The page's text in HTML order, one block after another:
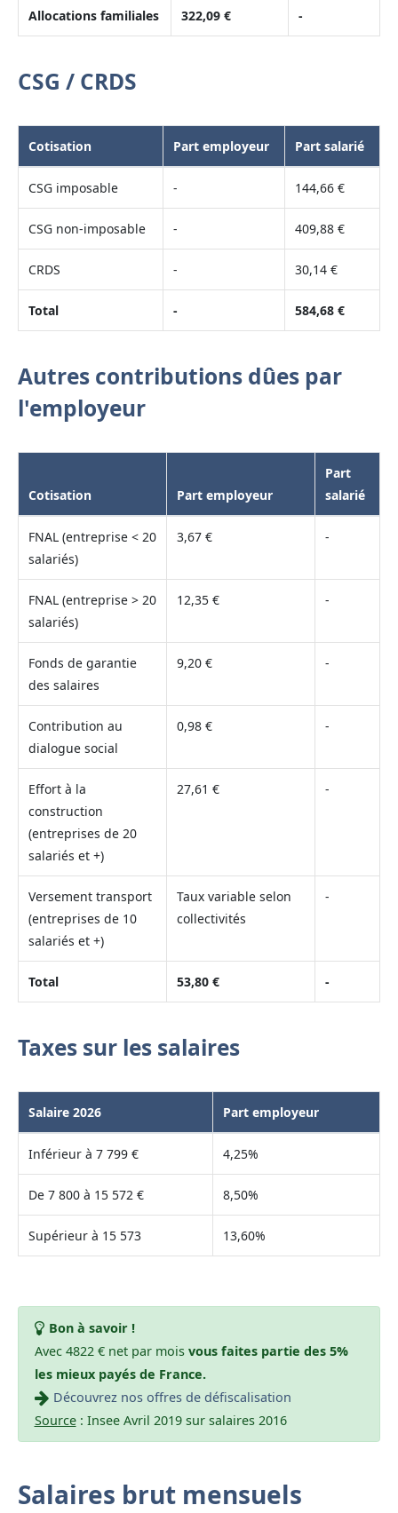
Allocations familiales 322,09 € -
CSG / CRDS
Cotisation Part employeur Part salarié
CSG imposable - 144,66 €
CSG non-imposable - 409,88 €
CRDS - 30,14 €
Total - 584,68 €
Autres contributions dûes par
l'employeur
Cotisation Part employeur
Part
salarié
FNAL (entreprise < 20
salariés)
3,67 € -
FNAL (entreprise > 20
salariés)
12,35 € -
Fonds de garantie
des salaires
9,20 € -
Contribution au
dialogue social
0,98 € -
Effort à la
construction
(entreprises de 20
salariés et +)
27,61 € -
Versement transport
(entreprises de 10
salariés et +)
Taux variable selon
collectivités
-
Total 53,80 € -
Taxes sur les salaires
Salaire 2026 Part employeur
Inférieur à 7 799 € 4,25%
De 7 800 à 15 572 € 8,50%
Supérieur à 15 573 13,60%
Bon à savoir !
Avec 4822 € net par mois vous faites partie des 5%
les mieux payés de France.
Découvrez nos offres de défiscalisation
Source: Insee Avril 2019 sur salaires 2016
Salaires brut mensuels